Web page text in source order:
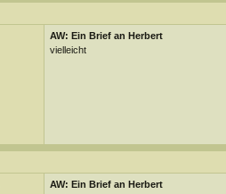
AW: Ein Brief an Herbert
vielleicht
AW: Ein Brief an Herbert